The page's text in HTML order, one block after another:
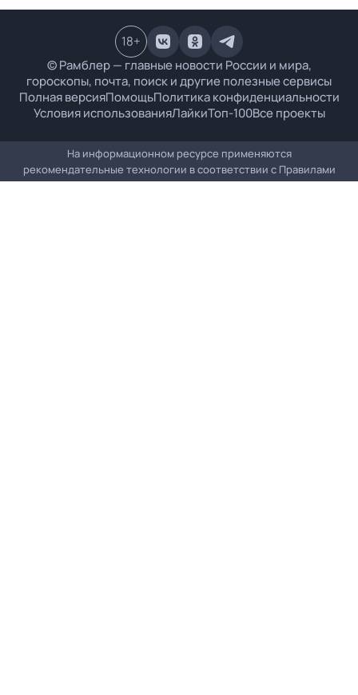
© Рамблер — главные новости России и мира,
гороскопы, почта, поиск и другие полезные сервисы
Полная версияПомощьПолитика конфиденциальности
Условия использованияЛайкиТоп-100Все проекты
18+
На информационном ресурсе применяются
рекомендательные технологии в соответствии с Правилами